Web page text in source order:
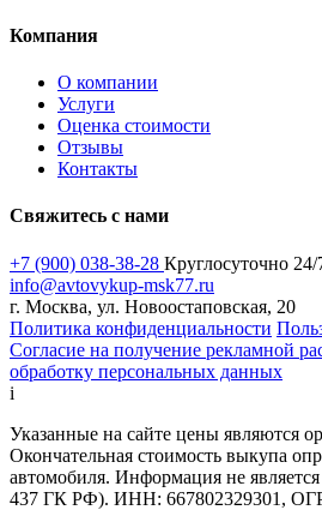
Компания
О компании
Услуги
Оценка стоимости
Отзывы
Контакты
Свяжитесь с нами
+7 (900) 038-38-28 Круглосуточно 24/
info@avtovykup-msk77.ru
г. Москва, ул. Новоостаповская, 20
Политика конфиденциальности
Согласие на получение рекламной
обработку персональных данных
i
Указанные на сайте цены являются
Окончательная стоимость выкупа
автомобиля. Информация не
437 ГК РФ). ИНН: 667802329301,